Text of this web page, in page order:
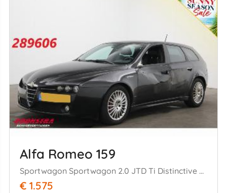
Alfa Romeo 159
Sportwagon Sportwagon 2.0 JTD Ti Distinctive Eerste Eigenaar! Navi Clima Cruise PDC AHK
€ 1.575